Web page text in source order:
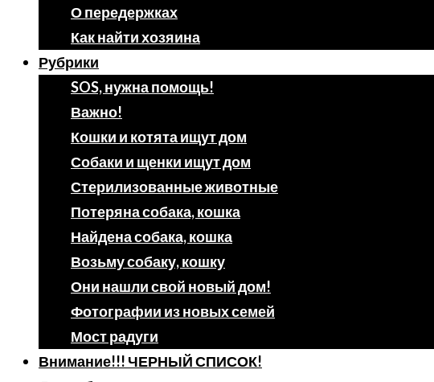
О передержках
Как найти хозяина
Рубрики
SOS, нужна помощь!
Важно!
Кошки и котята ищут дом
Собаки и щенки ищут дом
Стерилизованные животные
Потеряна собака, кошка
Найдена собака, кошка
Возьму собаку, кошку
Они нашли свой новый дом!
Фотографии из новых семей
Мост радуги
Внимание!!! ЧЕРНЫЙ СПИСОК!